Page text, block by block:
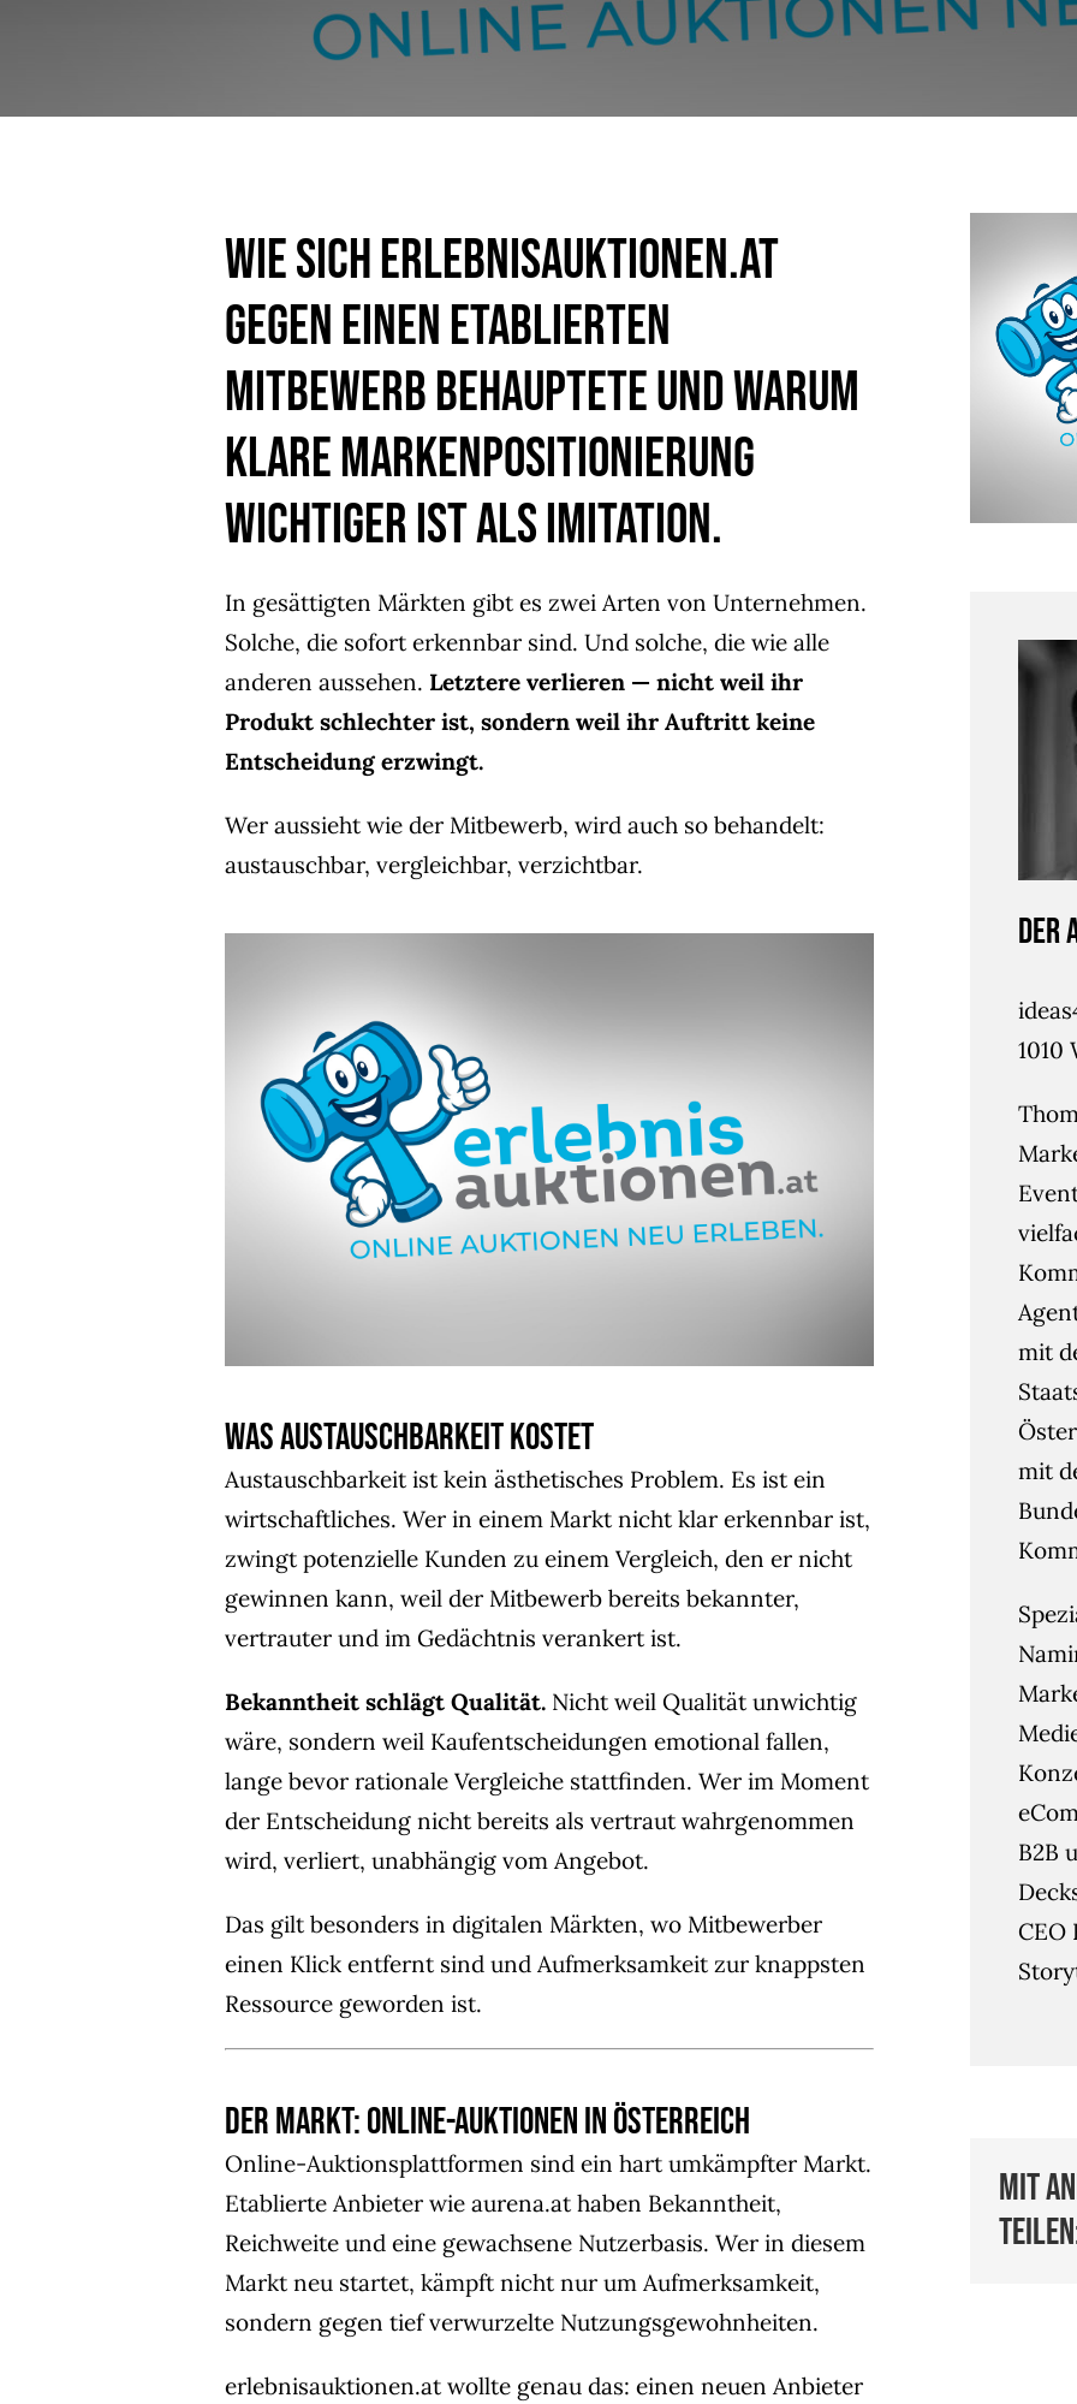
Wie sich erlebnisauktionen.at
gegen einen etablierten
Mitbewerb behauptete und warum
klare Markenpositionierung
wichtiger ist als Imitation.
In gesättigten Märkten gibt es zwei Arten von Unternehmen.
Solche, die sofort erkennbar sind. Und solche, die wie alle
anderen aussehen. Letztere verlieren — nicht weil ihr
Produkt schlechter ist, sondern weil ihr Auftritt keine
Entscheidung erzwingt.
Wer aussieht wie der Mitbewerb, wird auch so behandelt:
austauschbar, vergleichbar, verzichtbar.
Was Austauschbarkeit kostet
Austauschbarkeit ist kein ästhetisches Problem. Es ist ein
wirtschaftliches. Wer in einem Markt nicht klar erkennbar ist,
zwingt potenzielle Kunden zu einem Vergleich, den er nicht
gewinnen kann, weil der Mitbewerb bereits bekannter,
vertrauter und im Gedächtnis verankert ist.
Bekanntheit schlägt Qualität.Nicht weil Qualität unwichtig
wäre, sondern weil Kaufentscheidungen emotional fallen,
lange bevor rationale Vergleiche stattfinden. Wer im Moment
der Entscheidung nicht bereits als vertraut wahrgenommen
wird, verliert, unabhängig vom Angebot.
Das gilt besonders in digitalen Märkten, wo Mitbewerber
einen Klick entfernt sind und Aufmerksamkeit zur knappsten
Ressource geworden ist.
Der Markt: Online-Auktionen in Österreich
Online-Auktionsplattformen sind ein hart umkämpfter Markt.
Etablierte Anbieter wie aurena.at haben Bekanntheit,
Reichweite und eine gewachsene Nutzerbasis. Wer in diesem
Markt neu startet, kämpft nicht nur um Aufmerksamkeit,
sondern gegen tief verwurzelte Nutzungsgewohnheiten.
erlebnisauktionen.at wollte genau das: einen neuen Anbieter
Der
1010
mit
mit
B2B
CEO
Mit